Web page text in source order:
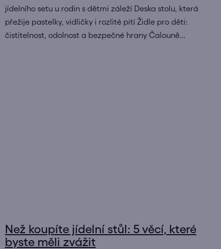
jídelního setu u rodin s dětmi záleží Deska stolu, která
přežije pastelky, vidličky i rozlité pití Židle pro děti:
čistitelnost, odolnost a bezpečné hrany Čalouně...
Než koupíte jídelní stůl: 5 věcí, které
byste měli zvážit